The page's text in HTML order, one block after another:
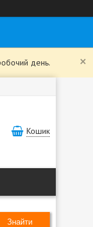
день.
Кошик
Знайти